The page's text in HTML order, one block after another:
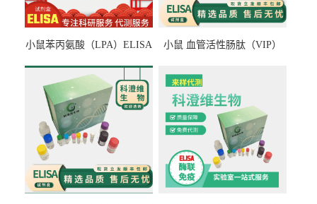
小鼠苯丙氨酸（LPA）ELISA
小鼠 血管活性肠肽（VIP）